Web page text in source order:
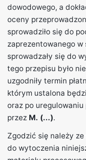
dowodowego, a
oceny
sprowadziło się do
zaprezentowanego
sprowadzały się do
tego przepisu było
uzgodniły termin
którym ustalona
oraz po uregulowaniu
przez M. (...).
Zgodzić się należy
do wytoczenia